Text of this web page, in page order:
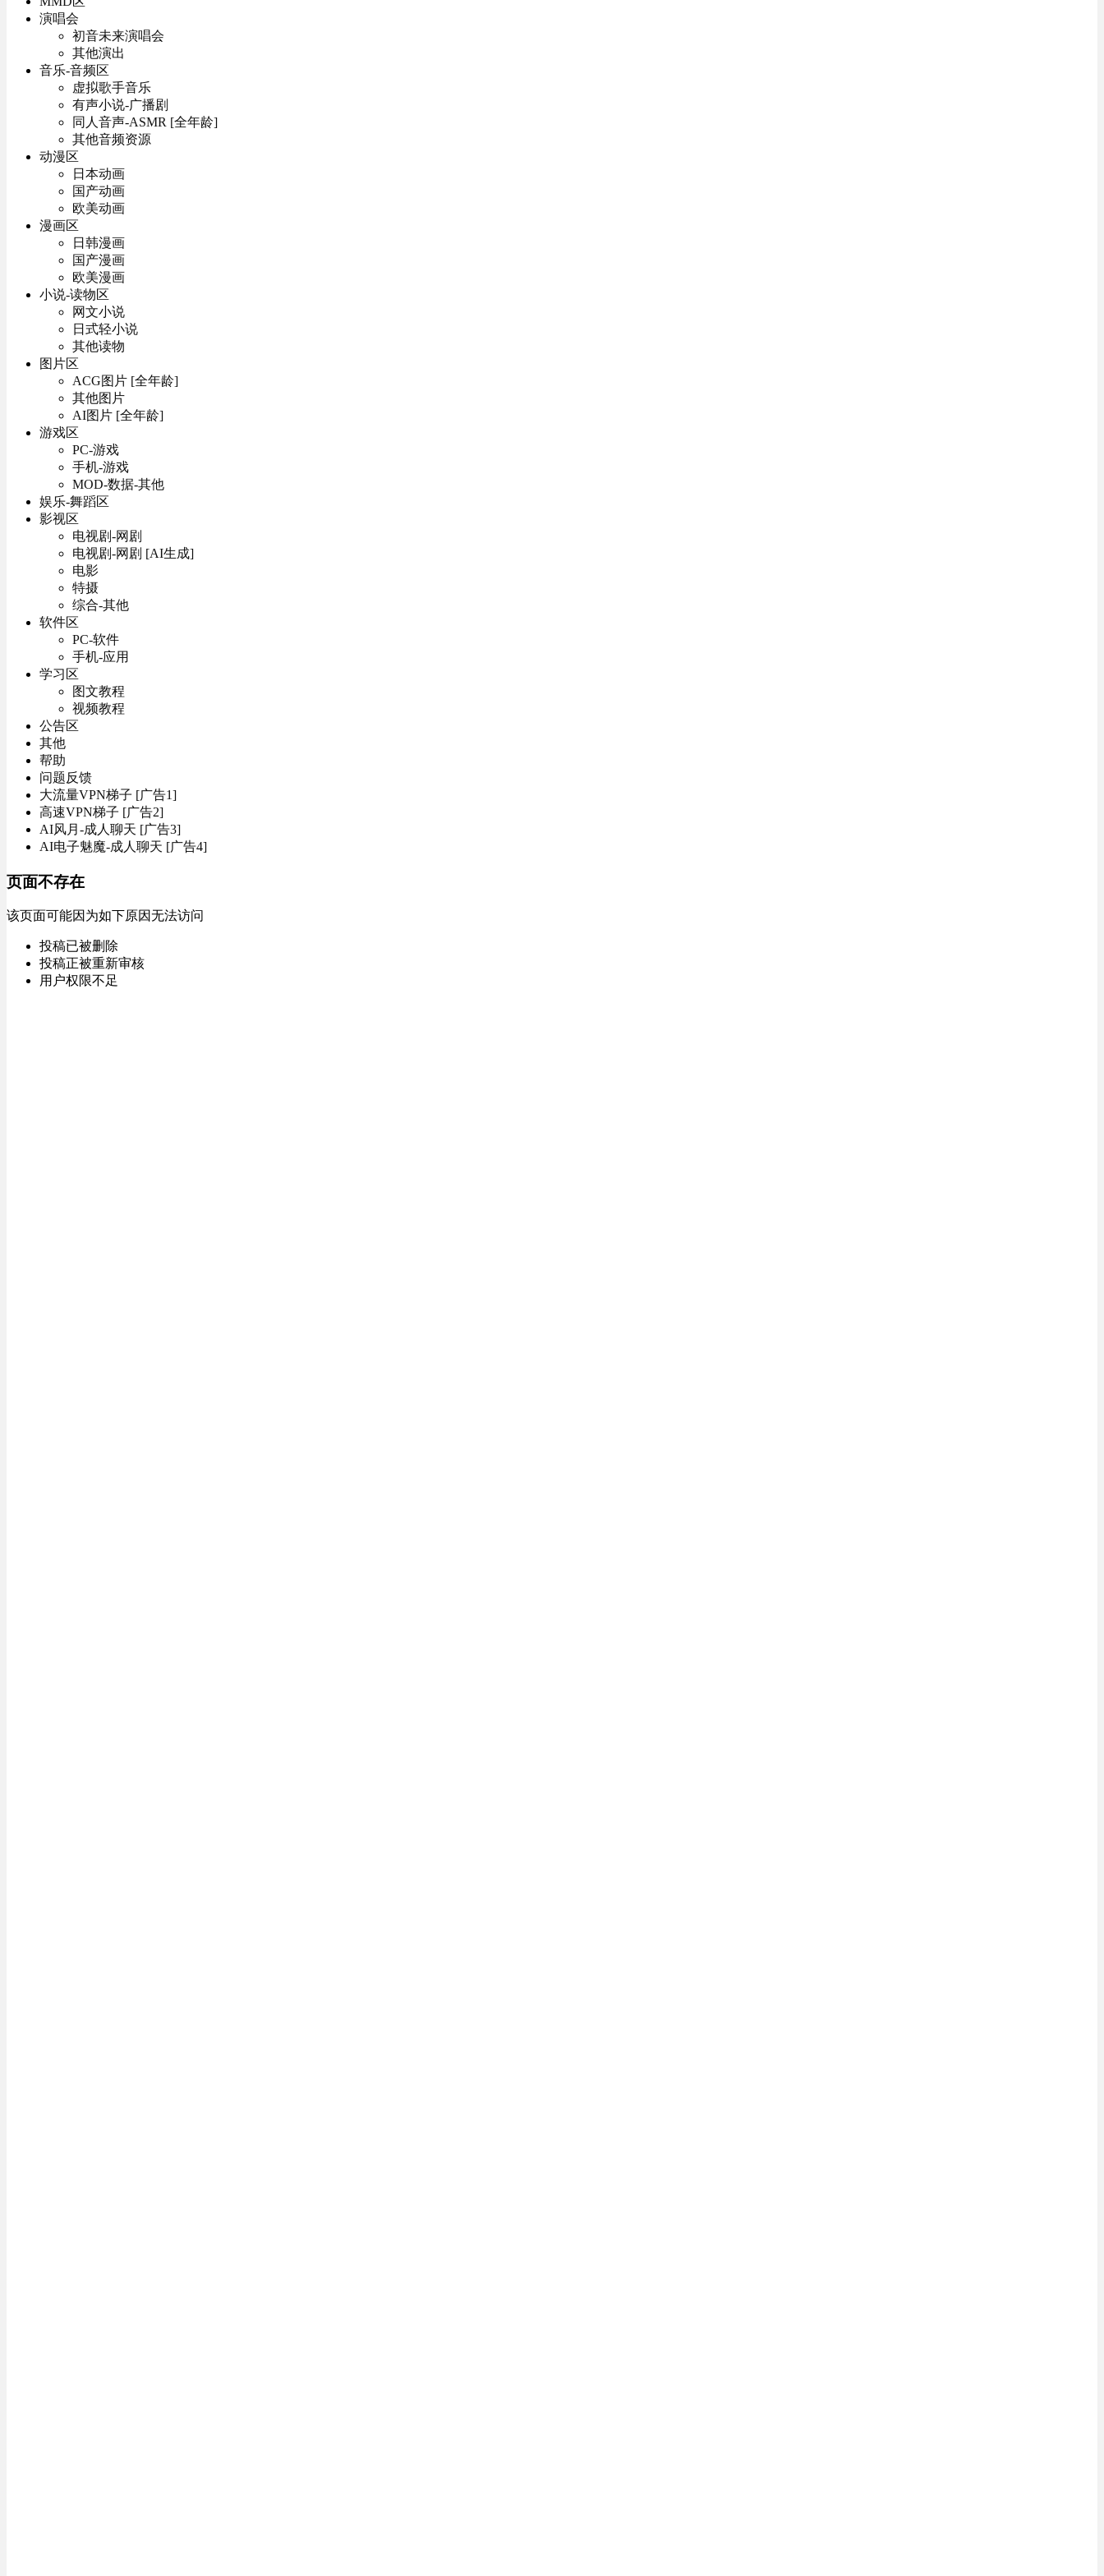
演唱会
初音未来演唱会
其他演出
音乐-音频区
虚拟歌手音乐
有声小说-广播剧
同人音声-ASMR [全年龄]
其他音频资源
动漫区
日本动画
国产动画
欧美动画
漫画区
日韩漫画
国产漫画
欧美漫画
小说-读物区
网文小说
日式轻小说
其他读物
图片区
ACG图片 [全年龄]
其他图片
AI图片 [全年龄]
游戏区
PC-游戏
手机-游戏
MOD-数据-其他
娱乐-舞蹈区
影视区
电视剧-网剧
电视剧-网剧 [AI生成]
电影
特摄
综合-其他
软件区
PC-软件
手机-应用
学习区
图文教程
视频教程
公告区
其他
帮助
问题反馈
大流量VPN梯子 [广告1]
高速VPN梯子 [广告2]
AI风月-成人聊天 [广告3]
AI电子魅魔-成人聊天 [广告4]
页面不存在
该页面可能因为如下原因无法访问
投稿已被删除
投稿正被重新审核
用户权限不足